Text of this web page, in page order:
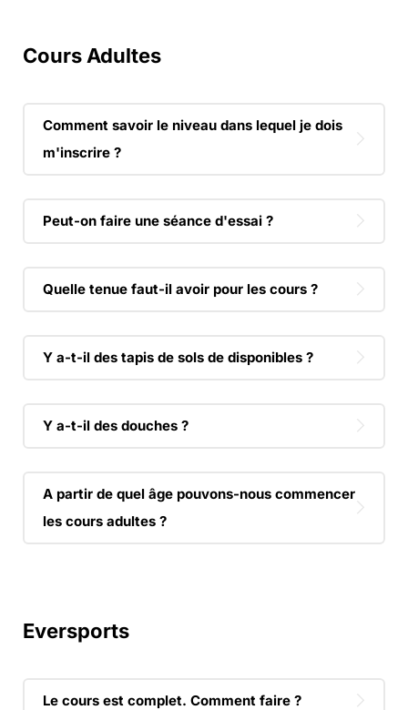
Cours Adultes
Comment savoir le niveau dans lequel je dois
m'inscrire ?
Peut-on faire une séance d'essai ?
Quelle tenue faut-il avoir pour les cours ?
Y a-t-il des tapis de sols de disponibles ?
Y a-t-il des douches ?
A partir de quel âge pouvons-nous commencer
les cours adultes ?
Eversports
Le cours est complet. Comment faire ?